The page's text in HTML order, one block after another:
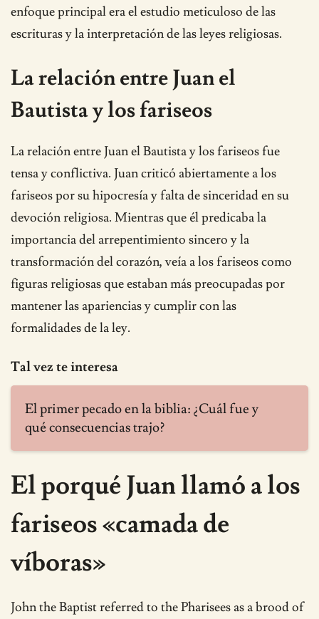
enfoque principal era el estudio meticuloso de las
escrituras y la interpretación de las leyes religiosas.
La relación entre Juan el
Bautista y los fariseos
La relación entre Juan el Bautista y los fariseos fue
tensa y conflictiva. Juan criticó abiertamente a los
fariseos por su hipocresía y falta de sinceridad en su
devoción religiosa. Mientras que él predicaba la
importancia del arrepentimiento sincero y la
transformación del corazón, veía a los fariseos como
figuras religiosas que estaban más preocupadas por
mantener las apariencias y cumplir con las
formalidades de la ley.
Tal vez te interesa
El primer pecado en la biblia: ¿Cuál fue y
qué consecuencias trajo?
El porqué Juan llamó a los
fariseos «camada de
víboras»
John the Baptist referred to the Pharisees as a brood of